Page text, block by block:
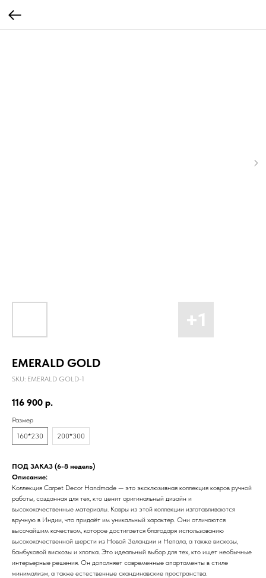
EMERALD GOLD
SKU: EMERALD GOLD-1
116 900 р.
Размер
160*230
200*300
ПОД ЗАКАЗ (6-8 недель)
Описание:
Коллекция Carpet Decor Handmade — это эксклюзивная коллекция ковров ручной
работы, созданная для тех, кто ценит оригинальный дизайн и
высококачественные материалы. Ковры из этой коллекции изготавливаются
вручную в Индии, что придаёт им уникальный характер. Они отличаются
высочайшим качеством, которое достигается благодаря использованию
высококачественной шерсти из Новой Зеландии и Непала, а также вискозы,
бамбуковой вискозы и хлопка. Это идеальный выбор для тех, кто ищет необычные
интерьерные решения. Он дополняет современные апартаменты в стиле
минимализм, а также естественные скандинавские пространства.